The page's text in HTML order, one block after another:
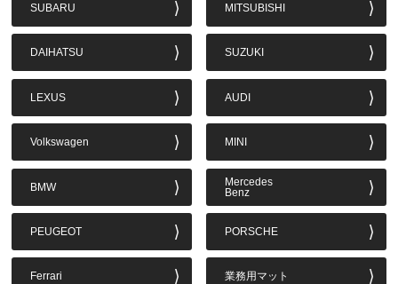
SUBARU MITSUBISHI
DAIHATSU SUZUKI
LEXUS AUDI
Volkswagen MINI
BMW
Mercedes
Benz
PEUGEOT PORSCHE
Ferrari 業務用マット